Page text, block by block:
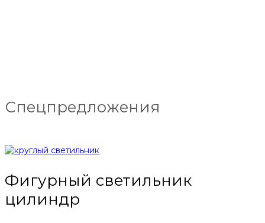
Спецпредложения
Фигурный светильник
цилиндр